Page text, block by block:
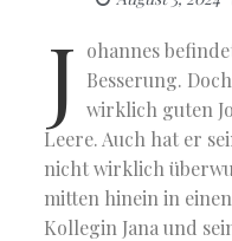
J ohannes
Besserung.
wirklich guten
Leere. Auch hat er
nicht wirklich
mitten hinein in
Kollegin Jana und